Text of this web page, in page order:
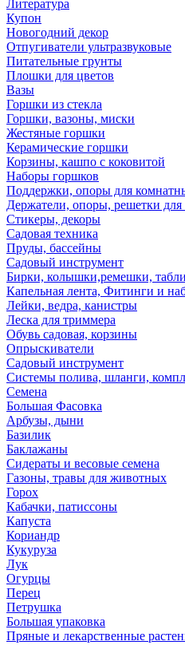
Литература
Купон
Новогодний декор
Отпугиватели ультразвуковые
Питательные грунты
Плошки для цветов
Вазы
Горшки из стекла
Горшки, вазоны, миски
Жестяные горшки
Керамические горшки
Корзины, кашпо с коковитой
Наборы горшков
Поддержки, опоры для
Держатели, опоры, решетки для
Стикеры, декоры
Садовая техника
Пруды, бассейны
Садовый инструмент
Бирки, колышки,ремешки,
Капельная лента, Фитинги и
Лейки, ведра, канистры
Леска для триммера
Обувь садовая, корзины
Опрыскиватели
Садовый инструмент
Системы полива, шланги,
Семена
Большая Фасовка
Арбузы, дыни
Базилик
Баклажаны
Сидераты и весовые семена
Газоны, травы для животных
Горох
Кабачки, патиссоны
Капуста
Кориандр
Кукуруза
Лук
Огурцы
Перец
Петрушка
Большая упаковка
Пряные и лекарственные